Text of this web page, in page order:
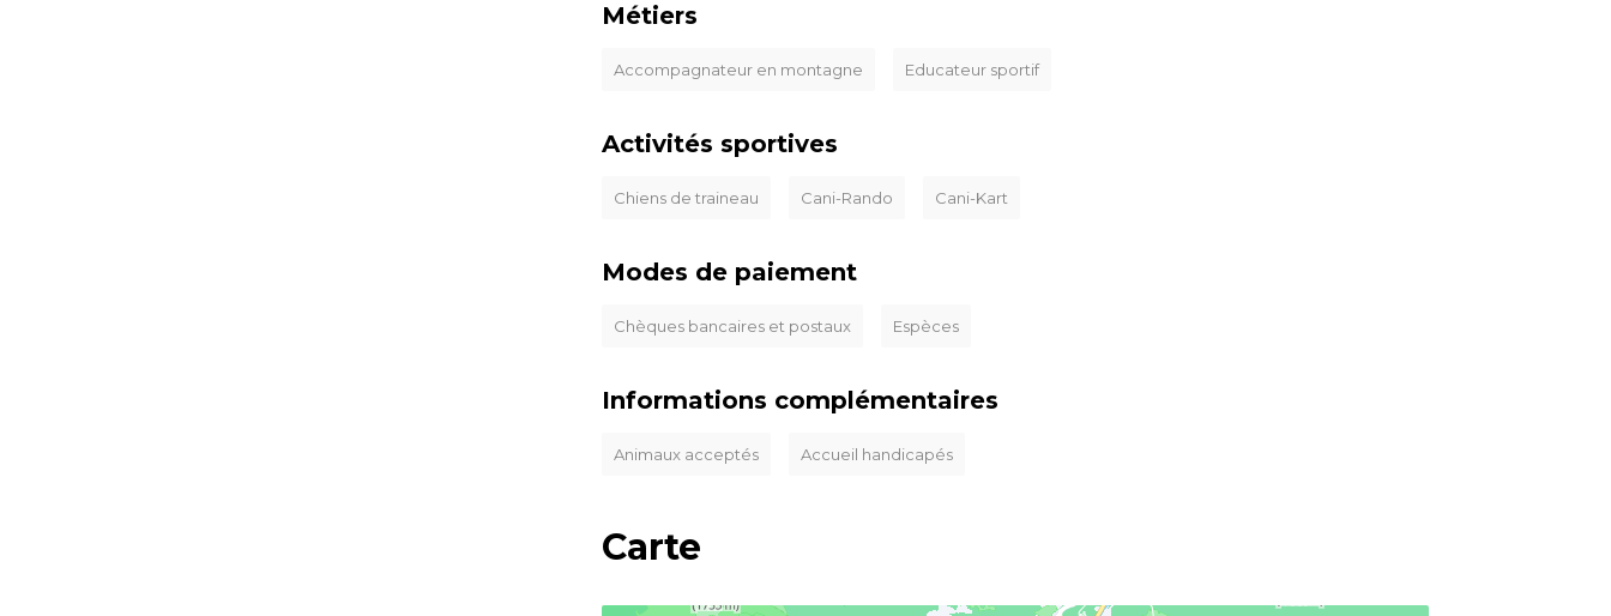
Métiers
Accompagnateur en montagne Educateur sportif
Activités sportives
Chiens de traineau Cani-Rando Cani-Kart
Modes de paiement
Chèques bancaires et postaux Espèces
Informations complémentaires
Animaux acceptés Accueil handicapés
Carte